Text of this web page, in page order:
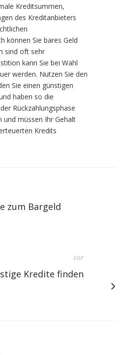
Kreditsummen,
des Kreditanbieters
können Sie bares Geld
sind oft sehr
kann Sie bei Wahl
werden. Nutzen Sie den
Sie einen günstigen
haben so die
Rückzahlungsphase
müssen Ihr Gehalt
Kredits
zum Bargeld
vor
Kredite finden